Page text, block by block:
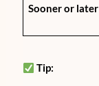
Sooner or later
Tip: